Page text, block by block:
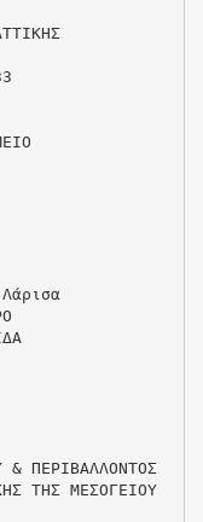
& ΠΕΡΙΒΑΛΛΟΝΤΟΣ
ΤΗΣ ΜΕΣΟΓΕΙΟΥ